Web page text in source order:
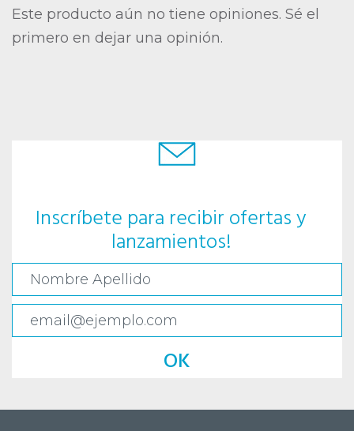
Este producto aún no tiene opiniones. Sé el
primero en dejar una opinión.
Inscríbete para recibir ofertas y
lanzamientos!
OK